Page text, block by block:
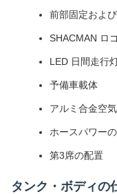
前部固定およ
SHACMAN ロ
LED 日間走行
予備車載体
アルミ合金空
ホースパワー
第3席の配置
タンク・ボディの